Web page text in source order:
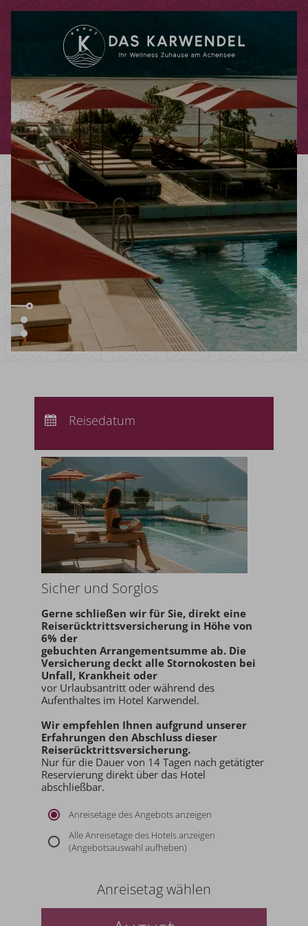
Abreise:keine Auswahl
Reisedatum
Sicher und Sorglos
Gerne schließen wir für Sie, direkt eine
Reiserücktrittsversicherung in Höhe von
6% der
gebuchten Arrangementsumme ab. Die
Versicherung deckt alle Stornokosten bei
Unfall, Krankheit oder
vor Urlaubsantritt oder während des
Aufenthaltes im Hotel Karwendel.
Wir empfehlen Ihnen aufgrund unserer
Erfahrungen den Abschluss dieser
Reiserücktrittsversicherung.
Nur für die Dauer von 14 Tagen nach getätigter
Reservierung direkt über das Hotel
abschließbar.
Anreisetage des Angebots anzeigen
Alle Anreisetage des Hotels anzeigen
(Angebotsauswahl aufheben)
Anreisetag wählen
Codes einlösen
Hier können Sie Ihre Aktionscodes
oder Gutscheine einlösen.
Aktuell akzeptieren wir folgende
Codes:
Bonuscode
Gutscheine